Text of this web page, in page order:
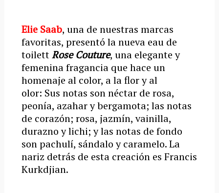
Elie Saab, una de nuestras marcas
favoritas, presentó la nueva eau de
toilettRose Couture, una elegante y
femenina fragancia que hace un
homenaje al color, a la flor y al
olor: Sus notas son néctar de rosa,
peonía, azahar y bergamota; las notas
de corazón; rosa, jazmín, vainilla,
durazno y lichi; y las notas de fondo
son pachulí, sándalo y caramelo. La
nariz detrás de esta creación es Francis
Kurkdjian.